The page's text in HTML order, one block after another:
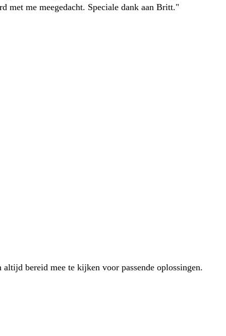
met me meegedacht. Speciale dank aan Britt."
bereid mee te kijken voor passende oplossingen.